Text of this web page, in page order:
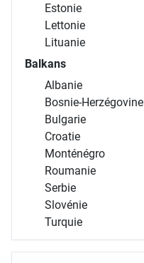
Estonie
Lettonie
Lituanie
Balkans
Albanie
Bosnie-Herzégovine
Bulgarie
Croatie
Monténégro
Roumanie
Serbie
Slovénie
Turquie